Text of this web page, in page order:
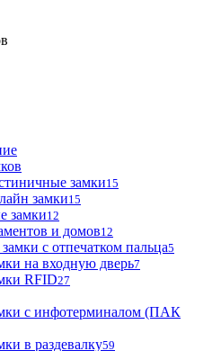
замки15
замки15
замки12
и домов12
с отпечатком пальца5
на входную дверь7
RFID27
с инфотерминалом (ПАК
в раздевалку59